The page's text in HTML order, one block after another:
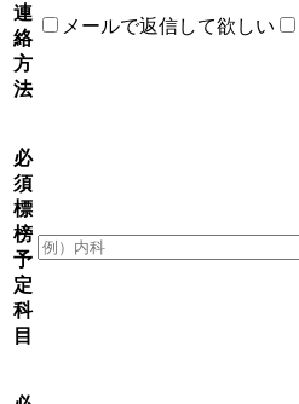
連
絡
方
法
メールで返信して欲しい
必
須
標
榜
予
定
科
目